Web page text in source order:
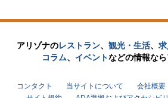
アリゾナのレストラン、 観光・生活、 求
コラム、 イベントなどの情報なら
コンタクト 当サイトについて 会社概要